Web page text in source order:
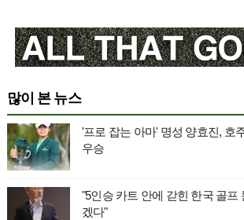
많이 본 뉴스
'프로 잡는 아마' 명성 양효진, 호
우승
"5인승 카트 안에 갇힌 한국 골
겠다"